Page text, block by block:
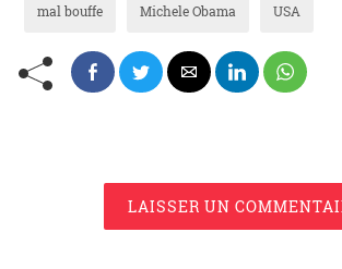
mal bouffe Michele Obama USA
LAISSER UN